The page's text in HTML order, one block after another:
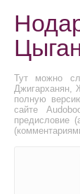
Тут можно
Джигарханян,
полную
сайте
предисловие